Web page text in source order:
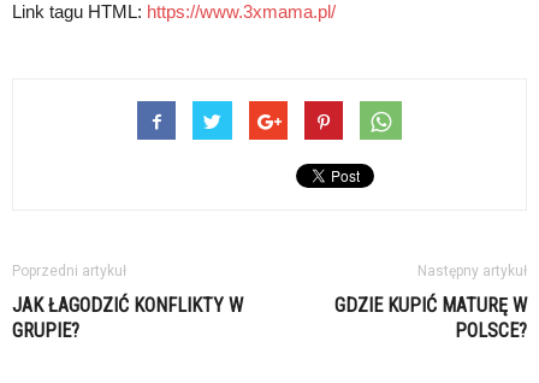
Link tagu HTML: https://www.3xmama.pl/
Poprzedni artykuł
JAK ŁAGODZIĆ KONFLIKTY W
GRUPIE?
Następny artykuł
GDZIE KUPIĆ MATURĘ W
POLSCE?